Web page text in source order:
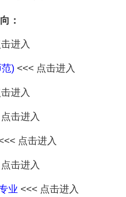
：
进入
) <<< 点击进入
进入
击进入
点击进入
击进入
业 <<< 点击进入